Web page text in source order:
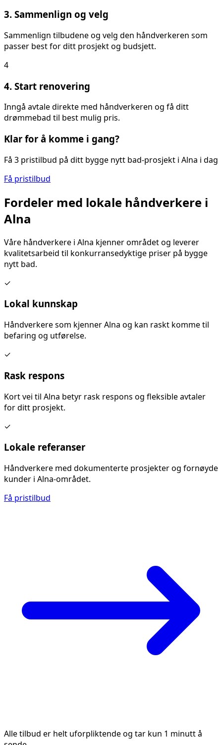
3. Sammenlign og velg
Sammenlign tilbudene og velg den håndverkeren som
passer best for ditt prosjekt og budsjett.
4
4. Start renovering
Inngå avtale direkte med håndverkeren og få ditt
drømmebad til best mulig pris.
Klar for å komme i gang?
Få 3 pristilbud på ditt bygge nytt bad-prosjekt i Alna i dag
Få pristilbud
Fordeler med lokale håndverkere i
Alna
Våre håndverkere i Alna kjenner området og leverer
kvalitetsarbeid til konkurransedyktige priser på bygge
nytt bad.
✓
Lokal kunnskap
Håndverkere som kjennerAlna og kan raskt komme til
befaring og utførelse.
✓
Rask respons
Kort vei til Alna betyr rask respons og fleksible avtaler
for ditt prosjekt.
✓
Lokale referanser
Håndverkere med dokumenterte prosjekter og fornøyde
kunder i Alna-området.
Få pristilbud
Alle tilbud er helt uforpliktende og tar kun 1 minutt å